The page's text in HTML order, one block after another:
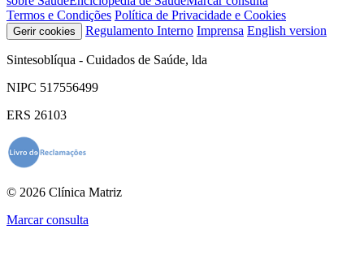
Termos e Condições Política de Privacidade e Cookies
Gerir cookies Regulamento Interno Imprensa English version
Sintesoblíqua - Cuidados de Saúde, lda
NIPC 517556499
ERS 26103
© 2026 Clínica Matriz
Marcar consulta